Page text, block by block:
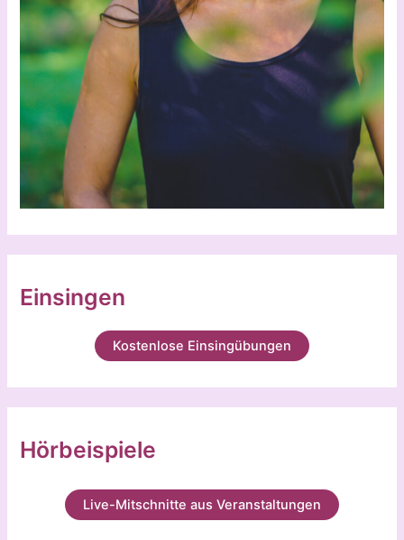
Einsingen
Kostenlose Einsingübungen
Hörbeispiele
Live-Mitschnitte aus Veranstaltungen